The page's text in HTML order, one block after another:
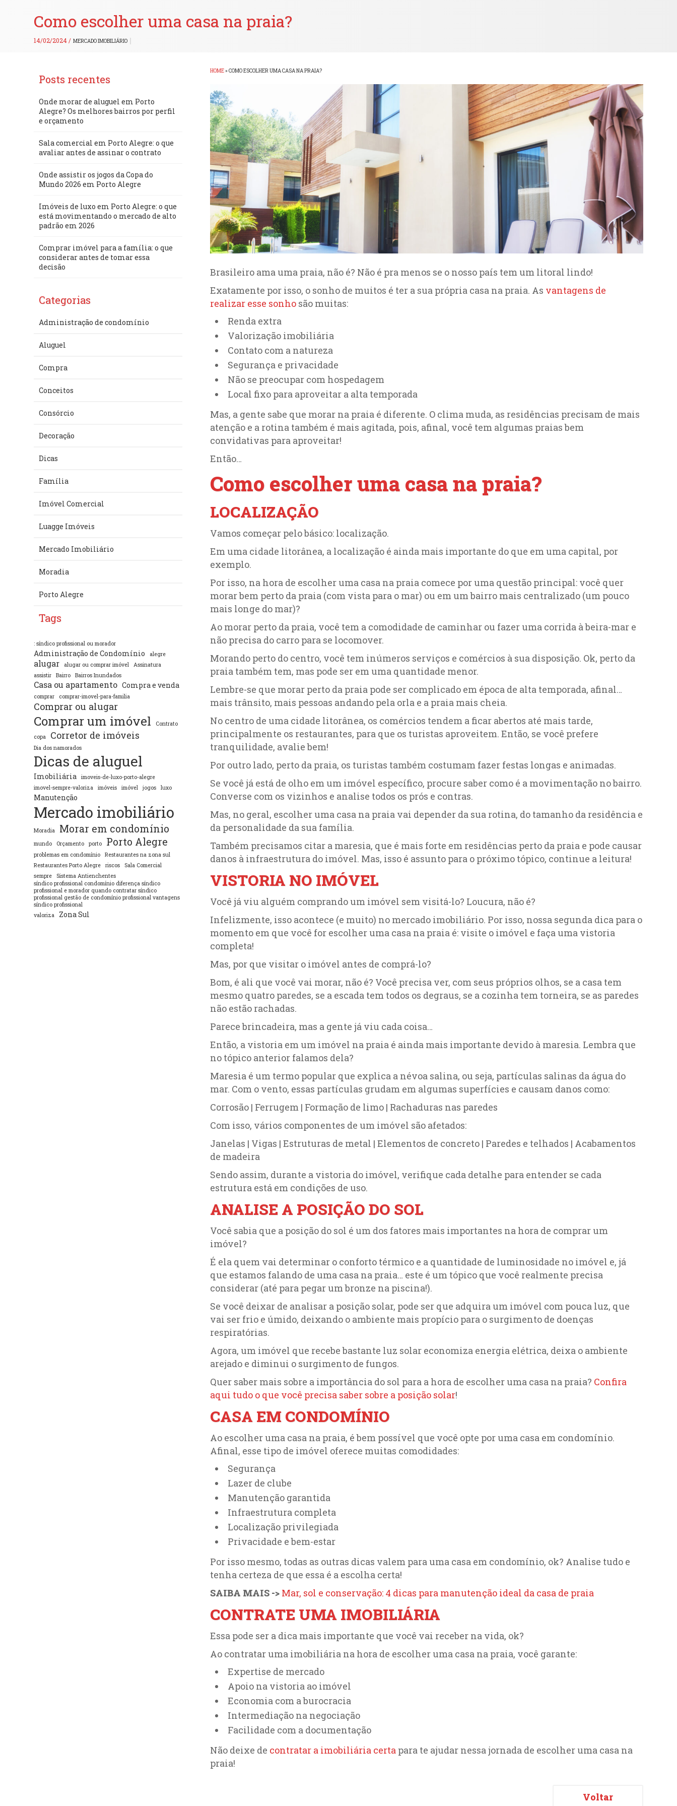
Como escolher uma casa na praia?
14/02/2024 / MERCADO IMOBILIÁRIO
HOME»COMO ESCOLHER UMA CASA NA PRAIA?
Brasileiro ama uma praia, não é? Não é pra menos se o nosso país tem um litoral lindo!
Exatamente por isso, o sonho de muitos é ter a sua própria casa na praia. As vantagens de
realizar esse sonho são muitas:
Renda extra
Valorização imobiliária
Contato com a natureza
Segurança e privacidade
Não se preocupar com hospedagem
Local fixo para aproveitar a alta temporada
Mas, a gente sabe que morar na praia é diferente. O clima muda, as residências precisam de mais
atenção e a rotina também é mais agitada, pois, afinal, você tem algumas praias bem
convidativas para aproveitar!
Então…
Como escolher uma casa na praia?
LOCALIZAÇÃO
Vamos começar pelo básico: localização.
Em uma cidade litorânea, a localização é ainda mais importante do que em uma capital, por
exemplo.
Por isso, na hora de escolher uma casa na praia comece por uma questão principal: você quer
morar bem perto da praia (com vista para o mar) ou em um bairro mais centralizado (um pouco
mais longe do mar)?
Ao morar perto da praia, você tem a comodidade de caminhar ou fazer uma corrida à beira-mar e
não precisa do carro para se locomover.
Morando perto do centro, você tem inúmeros serviços e comércios à sua disposição. Ok, perto da
praia também tem, mas pode ser em uma quantidade menor.
Lembre-se que morar perto da praia pode ser complicado em época de alta temporada, afinal…
mais trânsito, mais pessoas andando pela orla e a praia mais cheia.
No centro de uma cidade litorânea, os comércios tendem a ficar abertos até mais tarde,
principalmente os restaurantes, para que os turistas aproveitem. Então, se você prefere
tranquilidade, avalie bem!
Por outro lado, perto da praia, os turistas também costumam fazer festas longas e animadas.
Se você já está de olho em um imóvel específico, procure saber como é a movimentação no bairro.
Converse com os vizinhos e analise todos os prós e contras.
Mas, no geral, escolher uma casa na praia vai depender da sua rotina, do tamanho da residência e
da personalidade da sua família.
Também precisamos citar a maresia, que é mais forte em residências perto da praia e pode causar
danos à infraestrutura do imóvel. Mas, isso é assunto para o próximo tópico, continue a leitura!
VISTORIA NO IMÓVEL
Você já viu alguém comprando um imóvel sem visitá-lo? Loucura, não é?
Infelizmente, isso acontece (e muito) no mercado imobiliário. Por isso, nossa segunda dica para o
momento em que você for escolher uma casa na praia é: visite o imóvel e faça uma vistoria
completa!
Mas, por que visitar o imóvel antes de comprá-lo?
Bom, é ali que você vai morar, não é? Você precisa ver, com seus próprios olhos, se a casa tem
mesmo quatro paredes, se a escada tem todos os degraus, se a cozinha tem torneira, se as paredes
não estão rachadas.
Parece brincadeira, mas a gente já viu cada coisa…
Então, a vistoria em um imóvel na praia é ainda mais importante devido à maresia. Lembra que
no tópico anterior falamos dela?
Maresia é um termo popular que explica a névoa salina, ou seja, partículas salinas da água do
mar. Com o vento, essas partículas grudam em algumas superfícies e causam danos como:
Corrosão | Ferrugem | Formação de limo | Rachaduras nas paredes
Com isso, vários componentes de um imóvel são afetados:
Janelas | Vigas | Estruturas de metal | Elementos de concreto | Paredes e telhados | Acabamentos
de madeira
Sendo assim, durante a vistoria do imóvel, verifique cada detalhe para entender se cada
estrutura está em condições de uso.
ANALISE A POSIÇÃO DO SOL
Você sabia que a posição do sol é um dos fatores mais importantes na hora de comprar um
imóvel?
É ela quem vai determinar o conforto térmico e a quantidade de luminosidade no imóvel e, já
que estamos falando de uma casa na praia… este é um tópico que você realmente precisa
considerar (até para pegar um bronze na piscina!).
Se você deixar de analisar a posição solar, pode ser que adquira um imóvel com pouca luz, que
vai ser frio e úmido, deixando o ambiente mais propício para o surgimento de doenças
respiratórias.
Agora, um imóvel que recebe bastante luz solar economiza energia elétrica, deixa o ambiente
arejado e diminui o surgimento de fungos.
Quer saber mais sobre a importância do sol para a hora de escolher uma casa na praia? Confira
aqui tudo o que você precisa saber sobre a posição solar!
CASA EM CONDOMÍNIO
Ao escolher uma casa na praia, é bem possível que você opte por uma casa em condomínio.
Afinal, esse tipo de imóvel oferece muitas comodidades:
Segurança
Lazer de clube
Manutenção garantida
Infraestrutura completa
Localização privilegiada
Privacidade e bem-estar
Por isso mesmo, todas as outras dicas valem para uma casa em condomínio, ok? Analise tudo e
tenha certeza de que essa é a escolha certa!
SAIBA MAIS -> Mar, sol e conservação: 4 dicas para manutenção ideal da casa de praia
CONTRATE UMA IMOBILIÁRIA
Essa pode ser a dica mais importante que você vai receber na vida, ok?
Ao contratar uma imobiliária na hora de escolher uma casa na praia, você garante:
Expertise de mercado
Apoio na vistoria ao imóvel
Economia com a burocracia
Intermediação na negociação
Facilidade com a documentação
Não deixe de contratar a imobiliária certa para te ajudar nessa jornada de escolher uma casa na
praia!
Voltar
Posts recentes
Onde morar de aluguel em Porto
Alegre? Os melhores bairros por perfil
e orçamento
Sala comercial em Porto Alegre: o que
avaliar antes de assinar o contrato
Onde assistir os jogos da Copa do
Mundo 2026 em Porto Alegre
Imóveis de luxo em Porto Alegre: o que
está movimentando o mercado de alto
padrão em 2026
Comprar imóvel para a família: o que
considerar antes de tomar essa
decisão
Categorias
Administração de condomínio
Aluguel
Compra
Conceitos
Consórcio
Decoração
Dicas
Família
Imóvel Comercial
Luagge Imóveis
Mercado Imobiliário
Moradia
Porto Alegre
Tags
: síndico profissional ou morador
Administração de Condomínio alegre
alugar alugar ou comprar imóvel
Assinatura
assistir
Bairro Bairros Inundados
Casa ou apartamento Compra e venda
comprar comprar-imovel-para-familia
Comprar ou alugar
Comprar um imóvel
Contrato
copa
Corretor de imóveis
Dia dos namorados
Dicas de aluguel
Imobiliária
imoveis-de-luxo-porto-alegre
imovel-sempre-valoriza
imóveis imóvel jogos luxo
Manutenção
Mercado imobiliário
Moradia Morar em condomínio
mundo Orçamento porto Porto Alegre
problemas em condomínio
Restaurantes na zona sul
Restaurantes Porto Alegre
riscos
Sala Comercial
sempre
Sistema Antienchentes
síndico profissional condomínio diferença síndico
profissional e morador quando contratar síndico
profissional gestão de condomínio profissional vantagens
síndico profissional
valoriza
Zona Sul